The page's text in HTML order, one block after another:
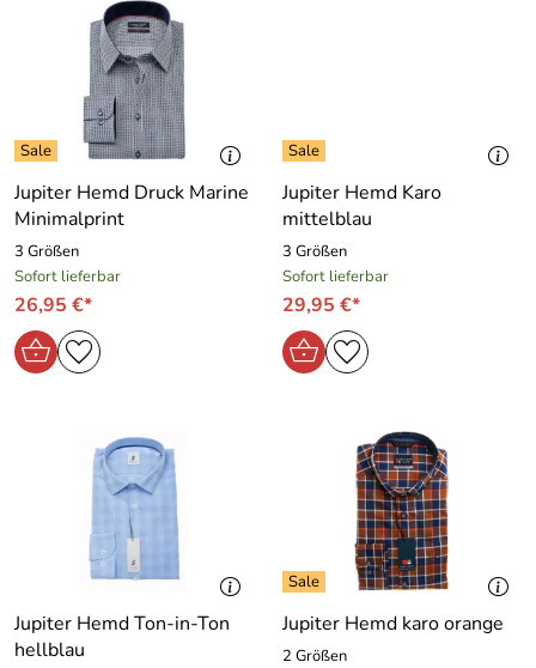
Jupiter Hemd Druck Marine
Minimalprint
3 Größen
Sofort lieferbar
26,95 €*
Jupiter Hemd Karo
mittelblau
3 Größen
Sofort lieferbar
29,95 €*
Jupiter Hemd Ton-in-Ton
hellblau
Jupiter Hemd karo orange
2 Größen